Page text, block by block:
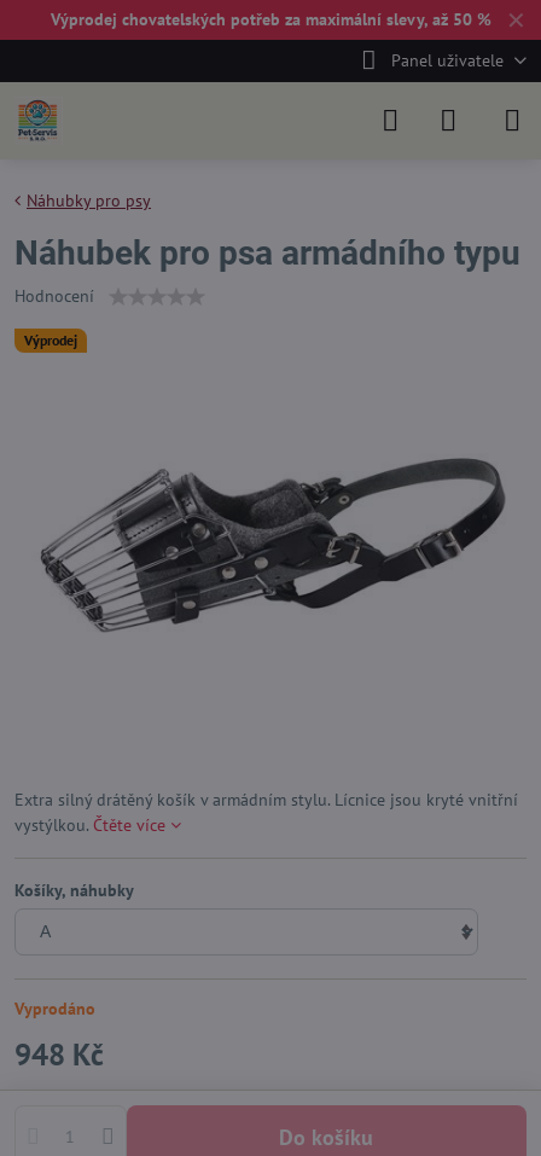
✕
Výprodej chovatelských potřeb za maximální slevy, až 50 %
Panel uživatele
Výprodej
Náhubky pro psy
Náhubek pro psa armádního typu
Hodnocení
Extra silný drátěný košík v armádním stylu. Lícnice jsou kryté vnitřní
vystýlkou. Čtěte více
Košíky, náhubky
Vyprodáno
948 Kč
Do košíku